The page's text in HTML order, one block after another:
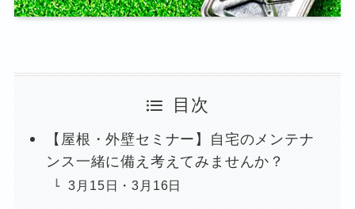
目次
【屋根・外壁セミナー】自宅のメンテナ
ンス一緒に備え考えてみませんか？
3月15日・3月16日